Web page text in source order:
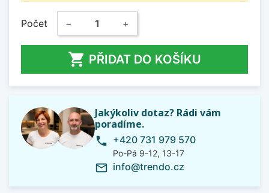
Počet − +
 PŘIDAT DO KOŠÍKU
Jakýkoliv dotaz? Rádi vám
poradíme.
phone +420 731 979 570
Po-Pá 9-12, 13-17
mail_outline info@trendo.cz